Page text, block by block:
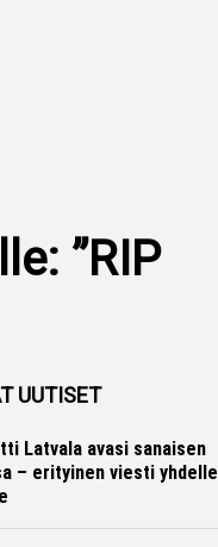
”RIP
UUTISET
Latvala avasi sanaisen
– erityinen viesti yhdelle